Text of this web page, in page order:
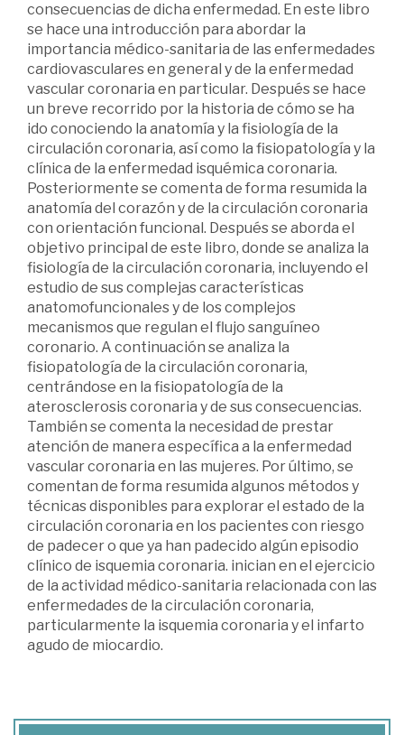
consecuencias de dicha enfermedad. En este libro
se hace una introducción para abordar la
importancia médico-sanitaria de las enfermedades
cardiovasculares en general y de la enfermedad
vascular coronaria en particular. Después se hace
un breve recorrido por la historia de cómo se ha
ido conociendo la anatomía y la fisiología de la
circulación coronaria, así como la fisiopatología y la
clínica de la enfermedad isquémica coronaria.
Posteriormente se comenta de forma resumida la
anatomía del corazón y de la circulación coronaria
con orientación funcional. Después se aborda el
objetivo principal de este libro, donde se analiza la
fisiología de la circulación coronaria, incluyendo el
estudio de sus complejas características
anatomofuncionales y de los complejos
mecanismos que regulan el flujo sanguíneo
coronario. A continuación se analiza la
fisiopatología de la circulación coronaria,
centrándose en la fisiopatología de la
aterosclerosis coronaria y de sus consecuencias.
También se comenta la necesidad de prestar
atención de manera específica a la enfermedad
vascular coronaria en las mujeres. Por último, se
comentan de forma resumida algunos métodos y
técnicas disponibles para explorar el estado de la
circulación coronaria en los pacientes con riesgo
de padecer o que ya han padecido algún episodio
clínico de isquemia coronaria. inician en el ejercicio
de la actividad médico-sanitaria relacionada con las
enfermedades de la circulación coronaria,
particularmente la isquemia coronaria y el infarto
agudo de miocardio.